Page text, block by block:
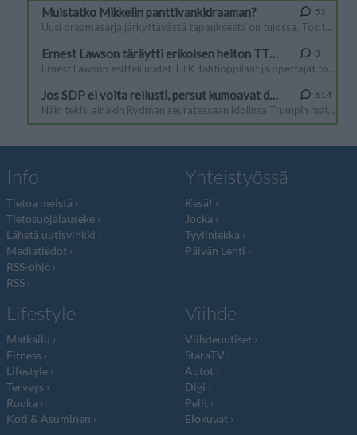
Info
Tietoa meistä
Tietosuojalauseke
Lähetä uutisvinkki
Mediatiedot
RSS-ohje
RSS
Yhteistyössä
Kesä!
Jocka
Tyyliniekka
Päivän Lehti
Lifestyle
Matkailu
Fitness
Lifestyle
Terveys
Ruoka
Koti & Asuminen
Viihde
Viihdeuutiset
StaraTV
Autot
Digi
Pelit
Elokuvat